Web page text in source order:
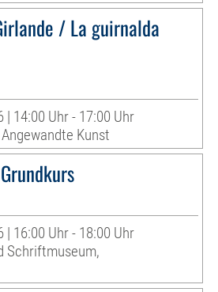
/ La guirnalda
14:00 Uhr - 17:00 Uhr
Kunst
16:00 Uhr - 18:00 Uhr
Schriftmuseum,